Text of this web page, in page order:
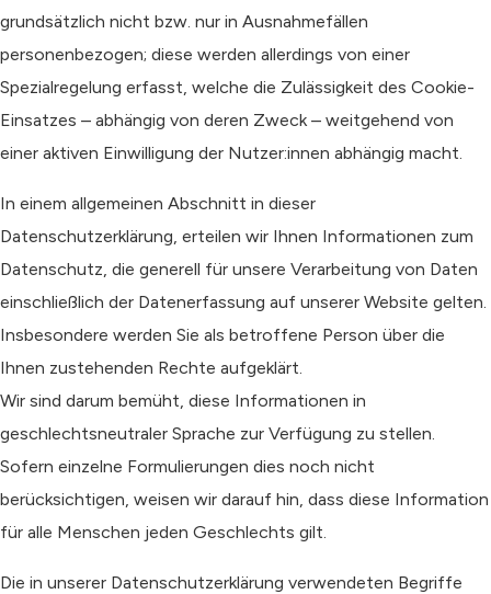
grundsätzlich nicht bzw. nur in Ausnahmefällen
personenbezogen; diese werden allerdings von einer
Spezialregelung erfasst, welche die Zulässigkeit des Cookie-
Einsatzes – abhängig von deren Zweck – weitgehend von
einer aktiven Einwilligung der Nutzer:innen abhängig macht.
In einem allgemeinen Abschnitt in dieser
Datenschutzerklärung, erteilen wir Ihnen Informationen zum
Datenschutz, die generell für unsere Verarbeitung von Daten
einschließlich der Datenerfassung auf unserer Website gelten.
Insbesondere werden Sie als betroffene Person über die
Ihnen zustehenden Rechte aufgeklärt.
Wir sind darum bemüht, diese Informationen in
geschlechtsneutraler Sprache zur Verfügung zu stellen.
Sofern einzelne Formulierungen dies noch nicht
berücksichtigen, weisen wir darauf hin, dass diese Information
für alle Menschen jeden Geschlechts gilt.
Die in unserer Datenschutzerklärung verwendeten Begriffe